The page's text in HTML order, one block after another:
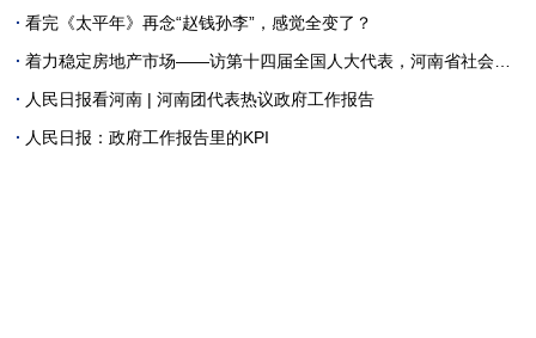
· 看完《太平年》再念“赵钱孙李”，感觉全变了？
· 着力稳定房地产市场——访第十四届全国人大代表，河南省社会科学院党委书记、院长 王承哲
· 人民日报看河南 | 河南团代表热议政府工作报告
· 人民日报：政府工作报告里的KPI